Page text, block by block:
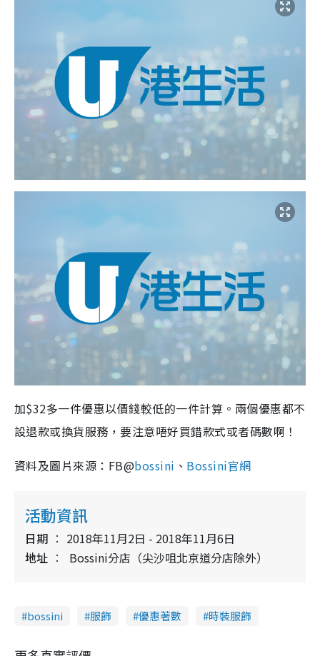
加$32多一件優惠以價錢較低的一件計算。兩個優惠都不
設退款或換貨服務，要注意唔好買錯款式或者碼數啊！
資料及圖片來源：FB@bossini 、 Bossini官網
活動資訊
日期
2018年11月2日 - 2018年11月6日
地址
Bossini分店（尖沙咀北京道分店除外）
bossini 服飾 優惠著數 時裝服飾